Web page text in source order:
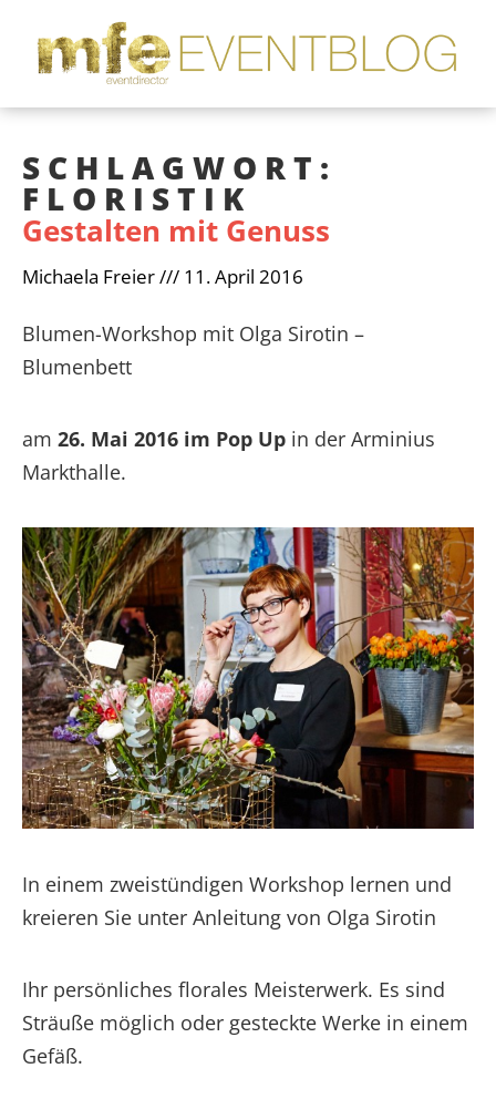
SCHLAGWORT:
FLORISTIK
Gestalten mit Genuss
Michaela Freier 11. April 2016
Blumen-Workshop mit Olga Sirotin –
Blumenbett
am 26. Mai 2016 im Pop Up in der Arminius
Markthalle.
In einem zweistündigen Workshop lernen und
kreieren Sie unter Anleitung von Olga Sirotin
Ihr persönliches florales Meisterwerk. Es sind
Sträuße möglich oder gesteckte Werke in einem
Gefäß.